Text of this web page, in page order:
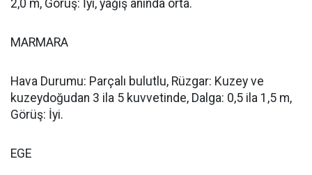
2,0 m, Görüş: İyi, yağış anında orta.
MARMARA
Hava Durumu: Parçalı bulutlu, Rüzgar: Kuzey ve
kuzeydoğudan 3 ila 5 kuvvetinde, Dalga: 0,5 ila 1,5 m,
Görüş: İyi.
EGE